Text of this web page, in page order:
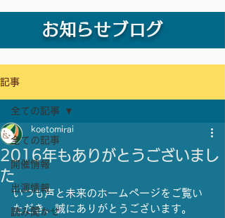
お知らせブログ
記事
全ての記事
開催情報
出演情報
読み聞かせ
全ての記事
2016年もありがとうございまし
た
koetomirai
いつも声と未来のホームページをご覧い
ただき、誠にありがとうございます。